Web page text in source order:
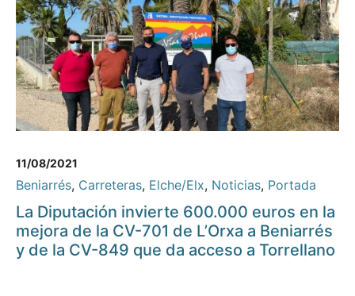
11/08/2021
Beniarrés, Carreteras, Elche/Elx, Noticias, Portada
La Diputación invierte 600.000 euros en la
mejora de la CV-701 de L’Orxa a Beniarrés
y de la CV-849 que da acceso a Torrellano